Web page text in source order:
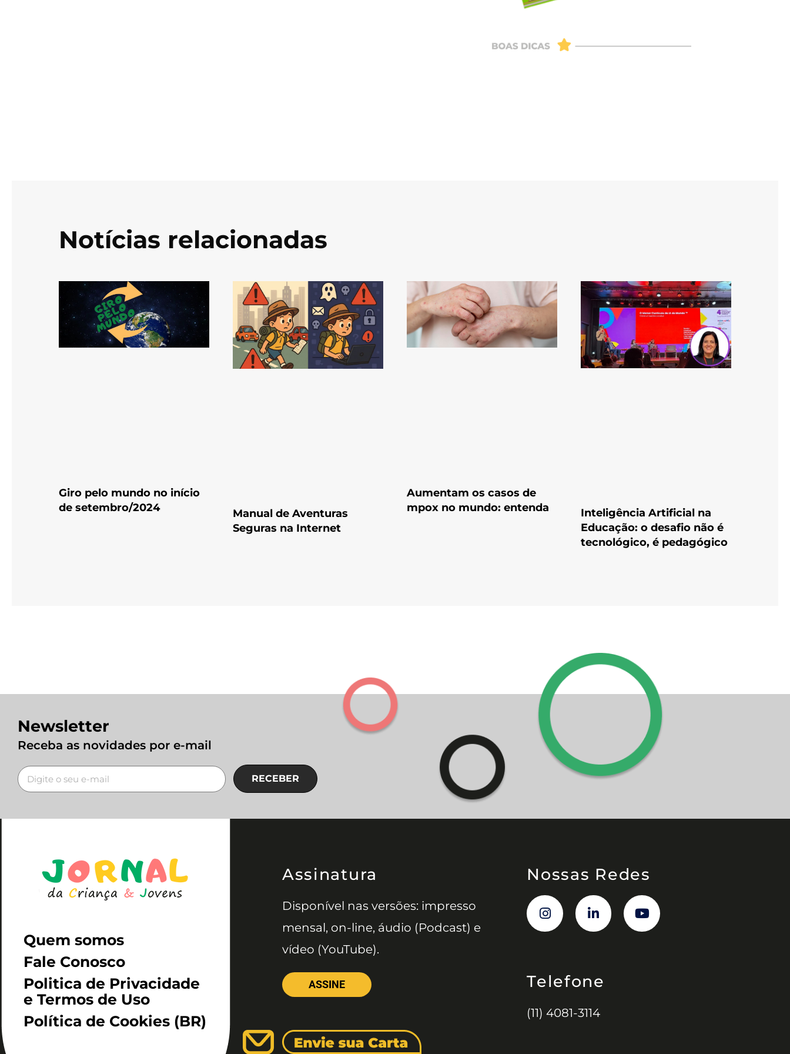
Notícias relacionadas
Giro pelo mundo no início
de setembro/2024
Manual de Aventuras
Seguras na Internet
Aumentam os casos de
mpox no mundo: entenda
Inteligência Artificial na
Educação: o desafio não é
tecnológico, é pedagógico
Newsletter
Receba as novidades por e-mail
RECEBER
Quem somos
Fale Conosco
Politica de Privacidade
e Termos de Uso
Política de Cookies (BR)
Assinatura
Disponível nas versões: impresso
mensal, on-line, áudio (Podcast) e
vídeo (YouTube).
ASSINE
Nossas Redes
Telefone
(11) 4081-3114